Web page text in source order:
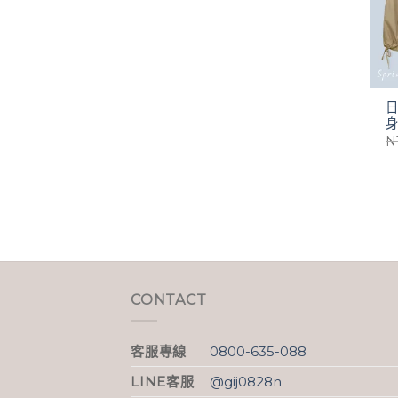
CONTACT
客服專線
0800-635-088
LINE客服
@gij0828n